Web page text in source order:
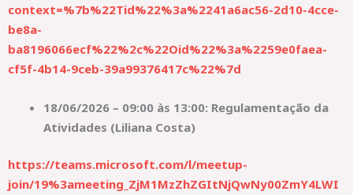
context=%7b%22Tid%22%3a%2241a6ac56-2d10-4cce-
be8a-
ba8196066ecf%22%2c%22Oid%22%3a%2259e0faea-
cf5f-4b14-9ceb-39a99376417c%22%7d
18/06/2026 – 09:00 às 13:00: Regulamentação da
Atividades (Liliana Costa)
https://teams.microsoft.com/l/meetup-
join/19%3ameeting_ZjM1MzZhZGItNjQwNy00ZmY4LWI